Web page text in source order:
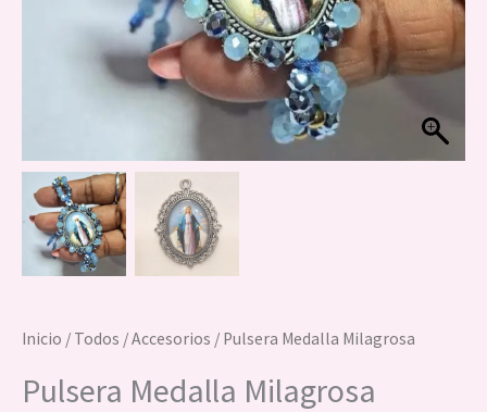
Inicio / Todos /Accesorios / Pulsera Medalla Milagrosa
Pulsera Medalla Milagrosa